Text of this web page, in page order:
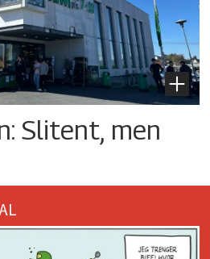
Slitent, men